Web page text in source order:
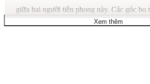
giữa hai người tiên phong này. Các góc bo
đường cong liền mạch của sừng và các ốc
Xem thêm